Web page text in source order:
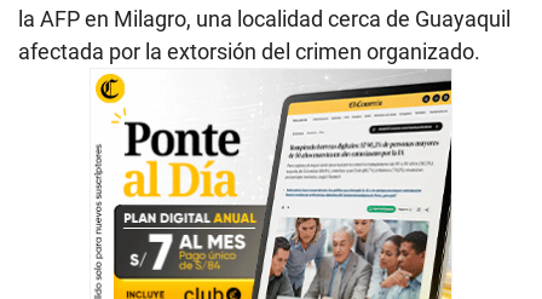
la AFP en Milagro, una localidad cerca de Guayaquil
afectada por la extorsión del crimen organizado.